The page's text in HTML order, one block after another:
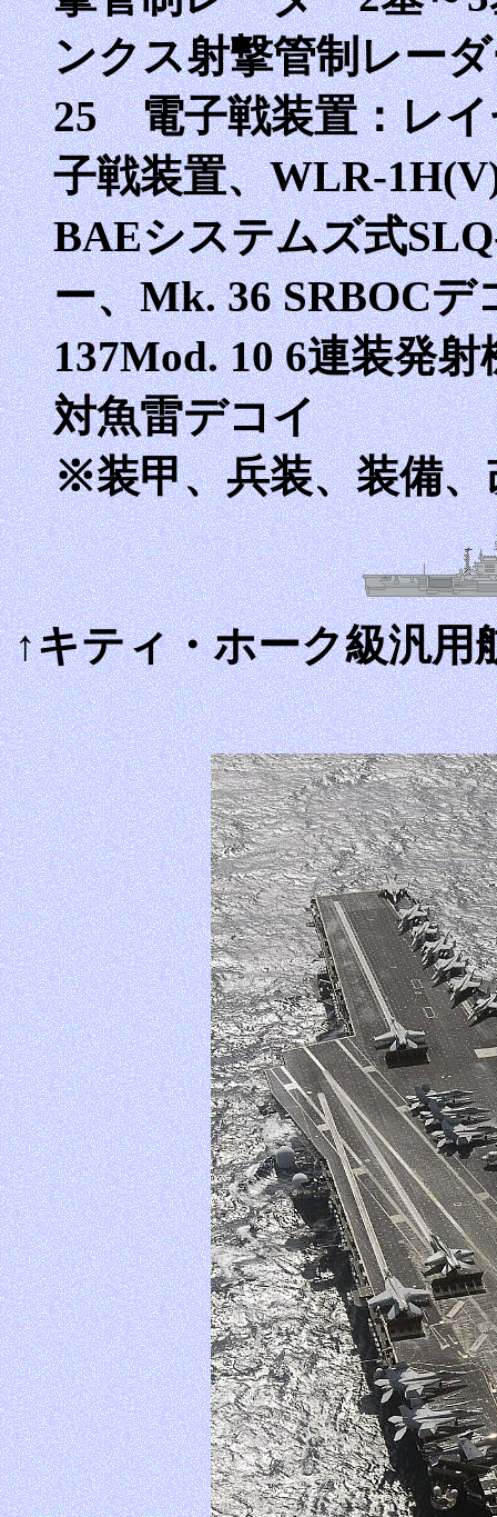
ンクス射撃管制レー
25 電子戦装置：レイ
子戦装置、WLR-
BAEシステムズ式
ー、Mk. 36 SRBOC
137Mod. 10 6連装発
対魚雷デコイ
※装甲、兵装、装備、
↑キティ・ホーク級汎用